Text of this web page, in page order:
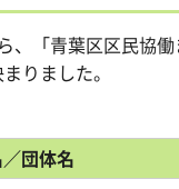
、「青葉区区民協
りました。
団体名